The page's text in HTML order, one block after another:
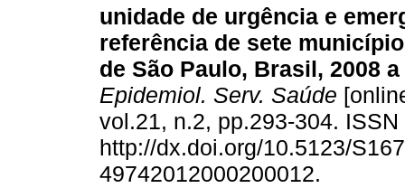
unidade de urgência e
referência de sete
de São Paulo, Brasil, 2008 a
Epidemiol. Serv. Saúde
vol.21, n.2, pp.293-304.
http://dx.doi.org/10.5123/
49742012000200012.